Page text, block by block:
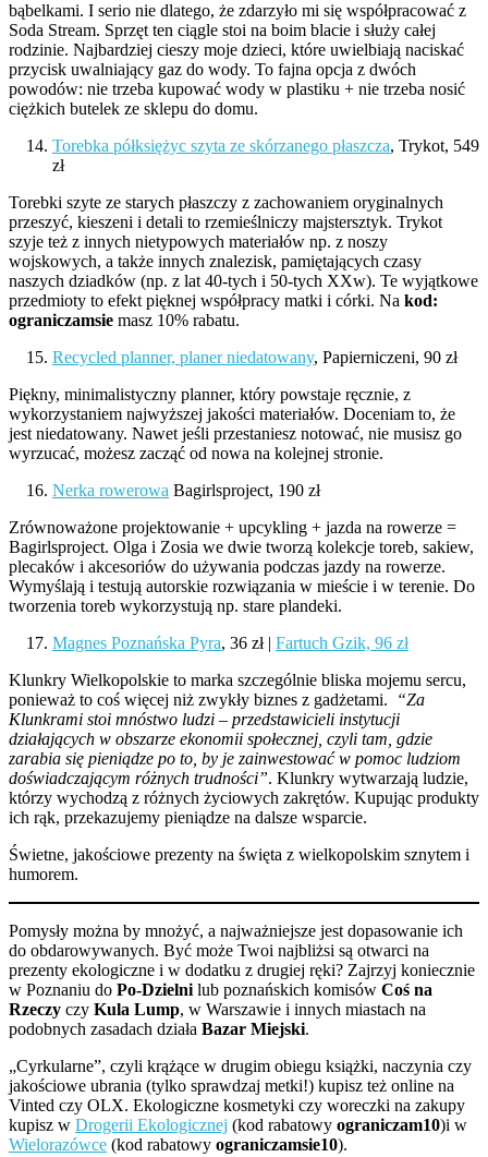
bąbelkami. I serio nie dlatego, że zdarzyło mi się współpracować z
Soda Stream. Sprzęt ten ciągle stoi na boim blacie i służy całej
rodzinie. Najbardziej cieszy moje dzieci, które uwielbiają naciskać
przycisk uwalniający gaz do wody. To fajna opcja z dwóch
powodów: nie trzeba kupować wody w plastiku + nie trzeba nosić
ciężkich butelek ze sklepu do domu.
Torebka półksiężyc szyta ze skórzanego płaszcza, Trykot, 549
zł
Torebki szyte ze starych płaszczy z zachowaniem oryginalnych
przeszyć, kieszeni i detali to rzemieślniczy majstersztyk. Trykot
szyje też z innych nietypowych materiałów np. z noszy
wojskowych, a także innych znalezisk, pamiętających czasy
naszych dziadków (np. z lat 40-tych i 50-tych XXw). Te wyjątkowe
przedmioty to efekt pięknej współpracy matki i córki. Na kod:
ograniczamsie masz 10% rabatu.
Recycled planner, planer niedatowany, Papierniczeni, 90 zł
Piękny, minimalistyczny planner, który powstaje ręcznie, z
wykorzystaniem najwyższej jakości materiałów. Doceniam to, że
jest niedatowany. Nawet jeśli przestaniesz notować, nie musisz go
wyrzucać, możesz zacząć od nowa na kolejnej stronie.
Nerka rowerowa Bagirlsproject, 190 zł
Zrównoważone projektowanie + upcykling + jazda na rowerze =
Bagirlsproject. Olga i Zosia we dwie tworzą kolekcje toreb, sakiew,
plecaków i akcesoriów do używania podczas jazdy na rowerze.
Wymyślają i testują autorskie rozwiązania w mieście i w terenie. Do
tworzenia toreb wykorzystują np. stare plandeki.
Magnes Poznańska Pyra, 36 zł | Fartuch Gzik, 96 zł
Klunkry Wielkopolskie to marka szczególnie bliska mojemu sercu,
ponieważ to coś więcej niż zwykły biznes z gadżetami.
“Za
Klunkrami stoi mnóstwo ludzi – przedstawicieli instytucji
działających w obszarze ekonomii społecznej, czyli tam, gdzie
zarabia się pieniądze po to, by je zainwestować w pomoc ludziom
doświadczającym różnych trudności”. Klunkry wytwarzają ludzie,
którzy wychodzą z różnych życiowych zakrętów. Kupując produkty
ich rąk, przekazujemy pieniądze na dalsze wsparcie.
Świetne, jakościowe prezenty na święta z wielkopolskim sznytem i
humorem.
Pomysły można by mnożyć, a najważniejsze jest dopasowanie ich
do obdarowywanych. Być może Twoi najbliżsi są otwarci na
prezenty ekologiczne i w dodatku z drugiej ręki? Zajrzyj koniecznie
w Poznaniu do Po-Dzielni lub poznańskich komisów Coś na
Rzeczy czy Kula Lump, w Warszawie i innych miastach na
podobnych zasadach działa Bazar Miejski.
„Cyrkularne”, czyli krążące w drugim obiegu książki, naczynia czy
jakościowe ubrania (tylko sprawdzaj metki!) kupisz też online na
Vinted czy OLX. Ekologiczne kosmetyki czy woreczki na zakupy
kupisz w Drogerii Ekologicznej (kod rabatowy ograniczam10)i w
Wielorazówce (kod rabatowy ograniczamsie10).